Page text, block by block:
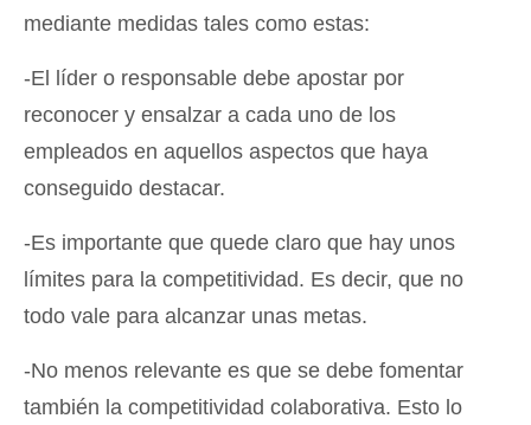
mediante medidas tales como estas:
-El líder o responsable debe apostar por
reconocer y ensalzar a cada uno de los
empleados en aquellos aspectos que haya
conseguido destacar.
-Es importante que quede claro que hay unos
límites para la competitividad. Es decir, que no
todo vale para alcanzar unas metas.
-No menos relevante es que se debe fomentar
también la competitividad colaborativa. Esto lo